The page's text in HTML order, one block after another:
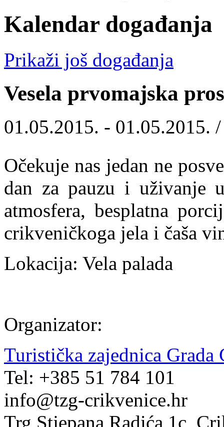
Kalendar događanja
Prikaži još događanja
Vesela prvomajska
01.05.2015. - 01.05.2015.
Očekuje nas jedan ne
dan za pauzu i uživanje
atmosfera, besplatna
crikveničkoga jela i čaša
Lokacija: Vela palada
Organizator:
Turistička zajednica Grada
Tel: +385 51 784 101
info@tzg-crikvenice.hr
Trg Stjepana Radića 1c,